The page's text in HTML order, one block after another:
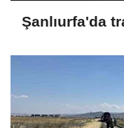
Şanlıurfa'da